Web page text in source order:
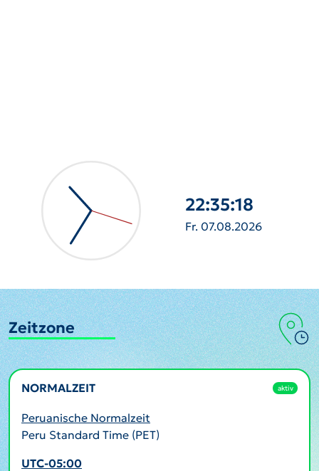
22:35:19
Fr. 07.08.2026
Zeitzone
NORMALZEIT aktiv
Peruanische Normalzeit
Peru Standard Time (PET)
UTC-05:00